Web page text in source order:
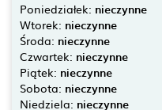
Poniedziałek: nieczynne
Wtorek: nieczynne
Środa: nieczynne
Czwartek: nieczynne
Piątek: nieczynne
Sobota: nieczynne
Niedziela: nieczynne